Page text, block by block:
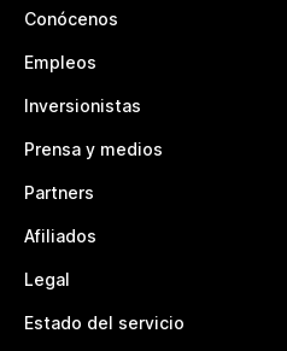
Conócenos
Empleos
Inversionistas
Prensa y medios
Partners
Afiliados
Legal
Estado del servicio